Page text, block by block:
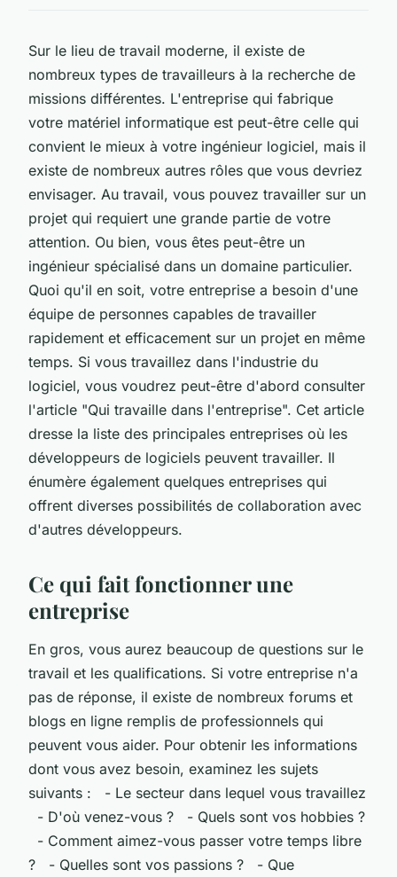
Sur le lieu de travail moderne, il existe de
nombreux types de travailleurs à la recherche de
missions différentes. L'entreprise qui fabrique
votre matériel informatique est peut-être celle qui
convient le mieux à votre ingénieur logiciel, mais il
existe de nombreux autres rôles que vous devriez
envisager. Au travail, vous pouvez travailler sur un
projet qui requiert une grande partie de votre
attention. Ou bien, vous êtes peut-être un
ingénieur spécialisé dans un domaine particulier.
Quoi qu'il en soit, votre entreprise a besoin d'une
équipe de personnes capables de travailler
rapidement et efficacement sur un projet en même
temps. Si vous travaillez dans l'industrie du
logiciel, vous voudrez peut-être d'abord consulter
l'article "Qui travaille dans l'entreprise". Cet article
dresse la liste des principales entreprises où les
développeurs de logiciels peuvent travailler. Il
énumère également quelques entreprises qui
offrent diverses possibilités de collaboration avec
d'autres développeurs.
Ce qui fait fonctionner une
entreprise
En gros, vous aurez beaucoup de questions sur le
travail et les qualifications. Si votre entreprise n'a
pas de réponse, il existe de nombreux forums et
blogs en ligne remplis de professionnels qui
peuvent vous aider. Pour obtenir les informations
dont vous avez besoin, examinez les sujets
suivants : - Le secteur dans lequel vous travaillez
- D'où venez-vous ? - Quels sont vos hobbies ?
- Comment aimez-vous passer votre temps libre
? - Quelles sont vos passions ? - Que